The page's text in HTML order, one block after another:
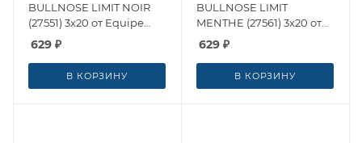
BULLNOSE LIMIT NOIR
(27551) 3x20 от Equipe
Ceramicas (Испания)
629 ₽
В КОРЗИНУ
BULLNOSE LIMIT
MENTHE (27561) 3x20 от
Equipe Ceramicas
629 ₽
В КОРЗИНУ